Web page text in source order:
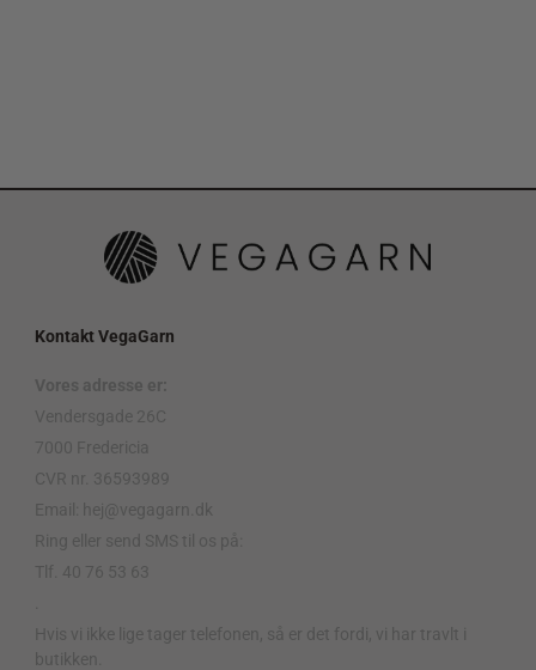
Kontakt VegaGarn
Vores adresse er:
Vendersgade 26C
7000 Fredericia
CVR nr. 36593989
Email: hej@vegagarn.dk
Ring eller send SMS til os på:
Tlf. 40 76 53 63
Hvis vi ikke lige tager telefonen, så er det fordi, vi har travlt i
butikken.